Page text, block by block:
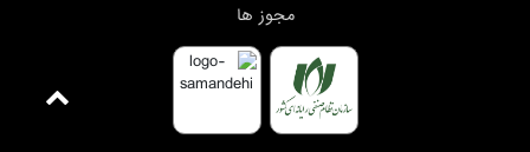
مجوز ها